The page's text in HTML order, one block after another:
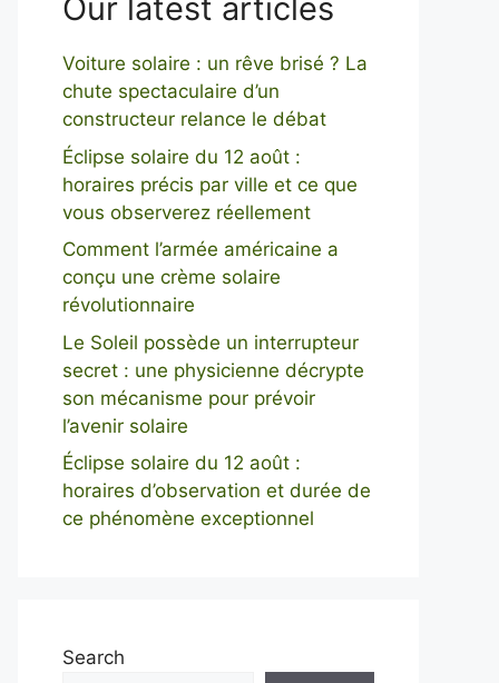
Our latest articles
Voiture solaire : un rêve brisé ? La
chute spectaculaire d’un
constructeur relance le débat
Éclipse solaire du 12 août :
horaires précis par ville et ce que
vous observerez réellement
Comment l’armée américaine a
conçu une crème solaire
révolutionnaire
Le Soleil possède un interrupteur
secret : une physicienne décrypte
son mécanisme pour prévoir
l’avenir solaire
Éclipse solaire du 12 août :
horaires d’observation et durée de
ce phénomène exceptionnel
Search